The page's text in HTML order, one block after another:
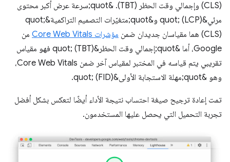
(CLS) وإجمالي وقت الحظر (TBT). &quot;سرعة عرض أكبر محتوى
مرئي&quot; (LCP) و&quot;متغيّرات التصميم التراكمية&quot;
(CLS) هما مقياسان جديدان ضمن
مؤشرات Core Web Vitals
من
Google، أما &quot;إجمالي وقت الحظر&quot; (TBT) فهو مقياس
تقريبي يتم قياسه في المختبر لمقياس آخر ضمن Core Web Vitals،
وهو &quot;مهلة الاستجابة الأولى&quot; (FID).
تمت إعادة ترجيح صيغة احتساب نتيجة الأداء أيضًا لتعكس بشكل أفضل
تجربة التحميل التي يحصل عليها المستخدمون.